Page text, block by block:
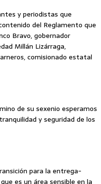
y periodistas que
del Reglamento que
Bravo, gobernador
Millán Lizárraga,
comisionado estatal
de su sexenio esperamos
y seguridad de los
para la entrega-
es un área sensible en la